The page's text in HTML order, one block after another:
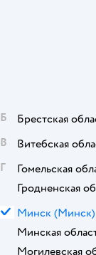
Б Брестская
В
Витебская
Г
Гомельская
Гродненская
М Минск (Минск)
Минская
Могилевская